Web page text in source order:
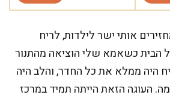
אותי ישר לילדות, לריח
כשאמא שלי הוציאה מהתנור
היה ממלא את כל החדר, והלב היה
העוגה הזאת הייתה תמיד במרכז